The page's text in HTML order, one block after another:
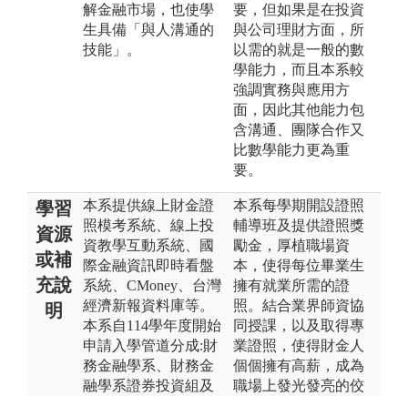
解金融市場，也使學
生具備「與人溝通的
技能」。
要，但如果是在投資
與公司理財方面，所
以需的就是一般的數
學能力，而且本系較
強調實務與應用方
面，因此其他能力包
含溝通、團隊合作又
比數學能力更為重
要。
學習
資源
或補
充說
明
本系提供線上財金證
照模考系統、線上投
資教學互動系統、國
際金融資訊即時看盤
系統、CMoney、台灣
經濟新報資料庫等。
本系自114學年度開始
申請入學管道分成:財
務金融學系、財務金
融學系證券投資組及
本系每學期開設證照
輔導班及提供證照獎
勵金，厚植職場資
本，使得每位畢業生
擁有就業所需的證
照。結合業界師資協
同授課，以及取得專
業證照，使得財金人
個個擁有高薪，成為
職場上發光發亮的佼